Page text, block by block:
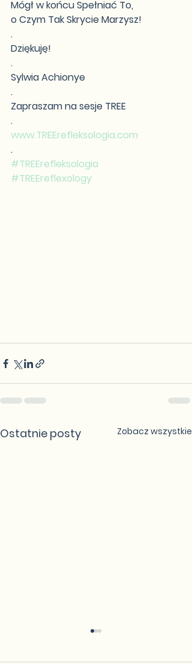
Mógł w końcu Spełniać To,
o Czym Tak Skrycie Marzysz!
.
Dziękuję!
.
Sylwia Achionye
.
Zapraszam na sesje TREE
.
www.TREErefleksologia.com
.
#TREErefleksologia
#TREEreflexology
Ostatnie posty Zobacz wszystkie